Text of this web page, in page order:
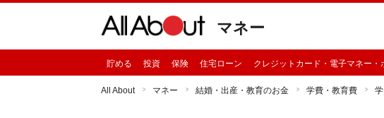
マネー
貯める 投資 保険 住宅ローン クレジットカード・電子マネー・
All About マネー 結婚・出産・教育のお金 学費・教育費